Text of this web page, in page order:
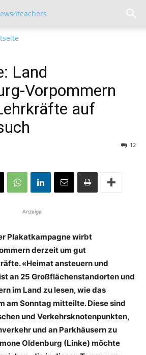
Land
Vorpommern
auf
12
Anzeige
Plakatkampagne wirbt
derzeit um gut
«Heimat ansteuern und
an 25 Großflächenstandorten und
im Land zu lesen, wie das
am Sonntag mitteilte. Diese sind
und Verkehrsknotenpunkten,
und an Parkhäusern zu
Oldenburg (Linke) möchte